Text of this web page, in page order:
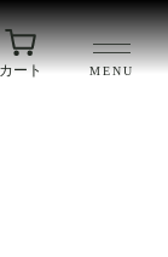
MENU
カート